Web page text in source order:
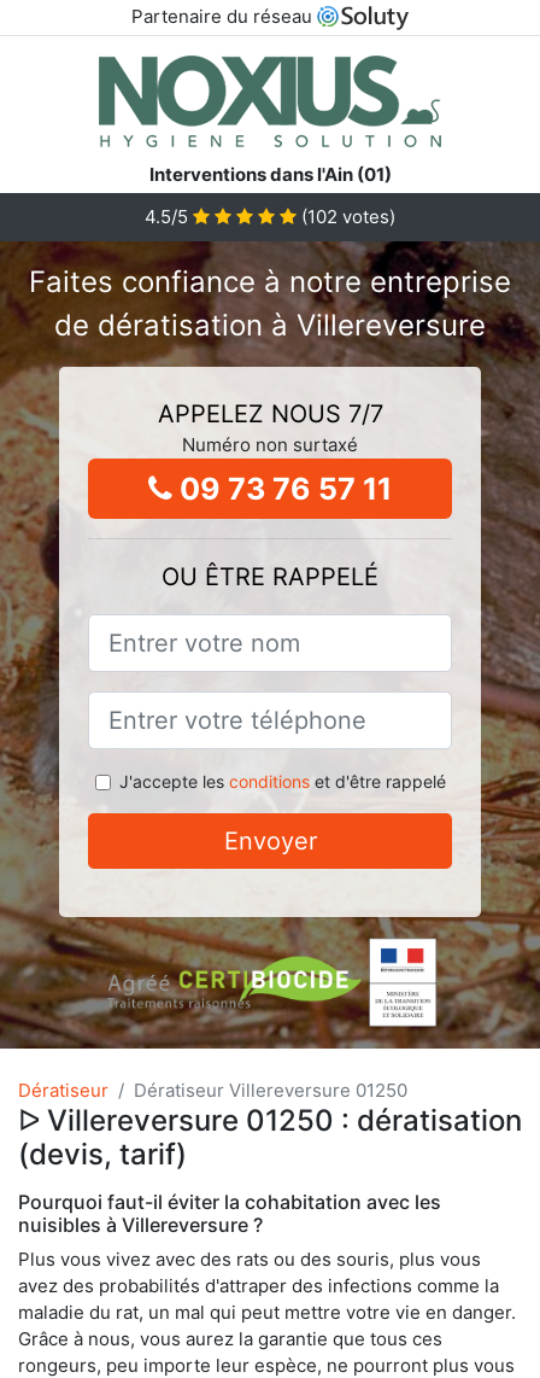
Partenaire du réseau
Interventions dans l'Ain (01)
4.5/5
(102 votes)
Faites confiance à notre entreprise
de dératisation à Villereversure
APPELEZ NOUS 7/7
Numéro non surtaxé
09 73 76 57 11
OU ÊTRE RAPPELÉ
J'accepte les conditionset d'être rappelé
Envoyer
Dératiseur Dératiseur Villereversure 01250
ᐅ Villereversure 01250 : dératisation
(devis, tarif)
Pourquoi faut-il éviter la cohabitation avec les
nuisibles à Villereversure ?
Plus vous vivez avec des rats ou des souris, plus vous
avez des probabilités d'attraper des infections comme la
maladie du rat, un mal qui peut mettre votre vie en danger.
Grâce à nous, vous aurez la garantie que tous ces
rongeurs, peu importe leur espèce, ne pourront plus vous